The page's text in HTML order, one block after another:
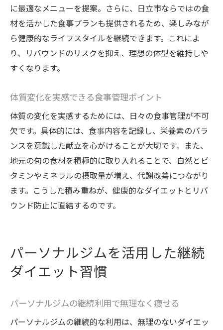
に最適なメニューを提案。さらに、日立市ならではの食
材を活かした食事プランも提供されるため、楽しみなが
ら健康的なライフスタイルを継続できます。これによ
り、リバウンドのリスクを抑え、理想の体型を維持しや
すくなります。
体質変化を実感できる食事管理ポイント
体質の変化を実感するためには、日々の食事管理が不可
欠です。具体的には、食事内容を記録し、栄養素のバラ
ンスを意識した献立を心がけることが大切です。また、
地元の旬の食材を積極的に取り入れることで、自然とビ
タミンやミネラルの摂取量が増え、代謝改善につながり
ます。こうした積み重ねが、健康的なダイエットとリバ
ウンド防止に直結するのです。
パーソナルジムを活用した継続
ダイエット習慣
パーソナルジムの継続利用で無理なく痩せる
パーソナルジムの継続的な利用は、無理のないダイエッ